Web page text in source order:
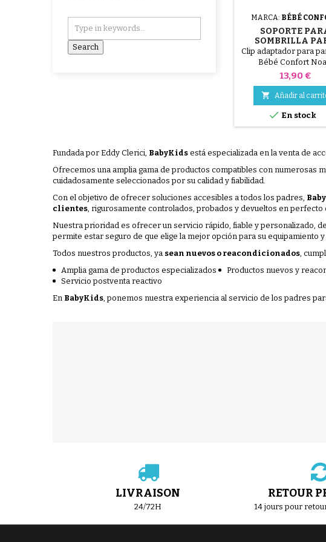
MARCA: BÉBÉ
SOPORTE
SOMBRILLA
COCHECITO
CONFORT NOA
Clip adaptador para
Bébé Confort
Precio
13,90 €
 Añadir al
 En stock
Fundada por Eddy Clerici, BabyKids está especializada en la venta de
Ofrecemos una amplia gama de productos compatibles con numerosas
cuidadosamente seleccionados por su calidad y fiabilidad.
Con el objetivo de ofrecer soluciones accesibles a todos los padres,
clientes , rigurosamente controlados, probados y devueltos en
Nuestra prioridad es ofrecer un servicio rápido, fiable y personalizado,
permite estar seguro de que elige la mejor opción para su equipamiento y
Todos nuestros productos, ya sean nuevos o reacondicionados ,
Amplia gama de productos especializados
Productos nuevos y
Servicio postventa reactivo
En BabyKids , ponemos nuestra experiencia al servicio de los padres
LIVRAISON
24/72H
RETOUR
14 jours pour